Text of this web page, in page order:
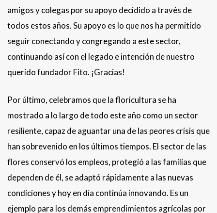
amigos y colegas por su apoyo decidido a través de
todos estos años. Su apoyo es lo que nos ha permitido
seguir conectando y congregando a este sector,
continuando así con el legado e intención de nuestro
querido fundador Fito. ¡Gracias!
Por último, celebramos que la floricultura se ha
mostrado a lo largo de todo este año como un sector
resiliente, capaz de aguantar una de las peores crisis que
han sobrevenido en los últimos tiempos. El sector de las
flores conservó los empleos, protegió a las familias que
dependen de él, se adaptó rápidamente a las nuevas
condiciones y hoy en día continúa innovando. Es un
ejemplo para los demás emprendimientos agrícolas por